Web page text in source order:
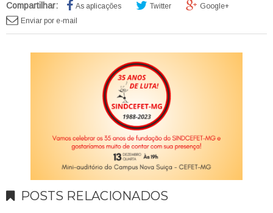
Compartilhar: As aplicações Twitter
Google+
Enviar por e-mail
POSTS RELACIONADOS